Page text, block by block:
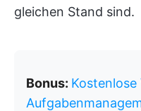
gleichen Stand sind.
Bonus: